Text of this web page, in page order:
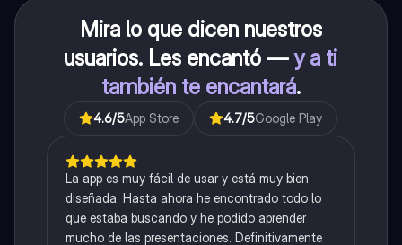
Mira lo que dicen nuestros
usuarios. Les encantó —y a ti
también te encantará.
4.6/5App Store 4.7/5Google Play
La app es muy fácil de usar y está muy bien
diseñada. Hasta ahora he encontrado todo lo
que estaba buscando y he podido aprender
mucho de las presentaciones. Definitivamente